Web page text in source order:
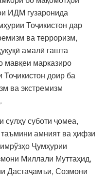
ИДМ гузаронида
Тоҷикистон дар
ва терроризм,
амалӣ гашта
мавқеи марказиро
Тоҷикистон доир ба
ва экстремизм
суботи ҷомеа,
таъмини амният ва ҳифзи
Ҷумҳурии
Миллали Муттаҳид,
Дастаҷамъӣ, Созмони